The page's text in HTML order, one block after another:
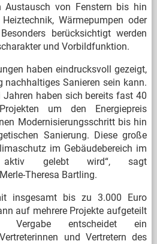
Austausch von Fenstern bis hin
Wärmepumpen oder
berücksichtigt werden
und Vorbildfunktion.
haben eindrucksvoll gezeigt,
Sanieren sein kann.
Jahren haben sich bereits fast 40
um den Energiepreis
Modernisierungsschritt bis hin
Sanierung. Diese große
im Gebäudebereich im
aktiv gelebt wird“, sagt
Theresa Bartling.
insgesamt bis zu 3.000 Euro
auf mehrere Projekte aufgeteilt
entscheidet ein
und Vertretern des